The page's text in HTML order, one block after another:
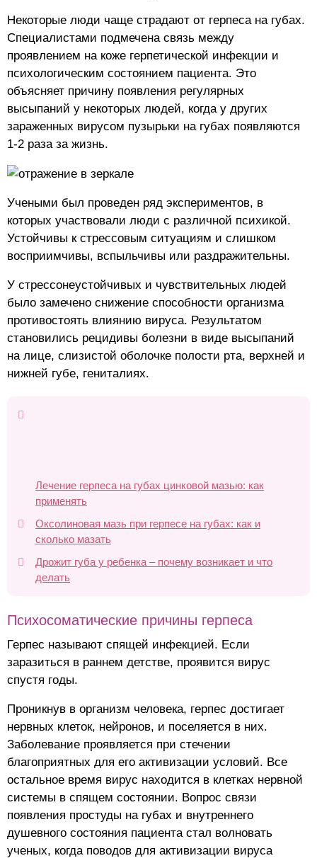
Некоторые люди чаще страдают от герпеса на губах.
Специалистами подмечена связь между
проявлением на коже герпетической инфекции и
психологическим состоянием пациента. Это
объясняет причину появления регулярных
высыпаний у некоторых людей, когда у других
зараженных вирусом пузырьки на губах появляются
1-2 раза за жизнь.
Учеными был проведен ряд экспериментов, в
которых участвовали люди с различной психикой.
Устойчивы к стрессовым ситуациям и слишком
восприимчивы, вспыльчивы или раздражительны.
У стрессонеустойчивых и чувствительных людей
было замечено снижение способности организма
противостоять влиянию вируса. Результатом
становились рецидивы болезни в виде высыпаний
на лице, слизистой оболочке полости рта, верхней и
нижней губе, гениталиях.
Лечение герпеса на губах цинковой мазью: как
применять
Оксолиновая мазь при герпесе на губах: как и
сколько мазать
Дрожит губа у ребенка – почему возникает и что
делать
Психосоматические причины герпеса
Герпес называют спящей инфекцией. Если
заразиться в раннем детстве, проявится вирус
спустя годы.
Проникнув в организм человека, герпес достигает
нервных клеток, нейронов, и поселяется в них.
Заболевание проявляется при стечении
благоприятных для его активизации условий. Все
остальное время вирус находится в клетках нервной
системы в спящем состоянии. Вопрос связи
появления простуды на губах и внутреннего
душевного состояния пациента стал волновать
ученых, когда поводов для активизации вируса